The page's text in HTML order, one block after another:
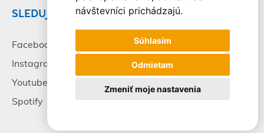
návštevníci prichádzajú.
Súhlasím
Odmietam
Zmeniť moje nastavenia
SLEDUJTE NÁS
Facebook
Instagram
Youtube
Spotify
Travel, s.r.o. Všetky práva
vyhradené.